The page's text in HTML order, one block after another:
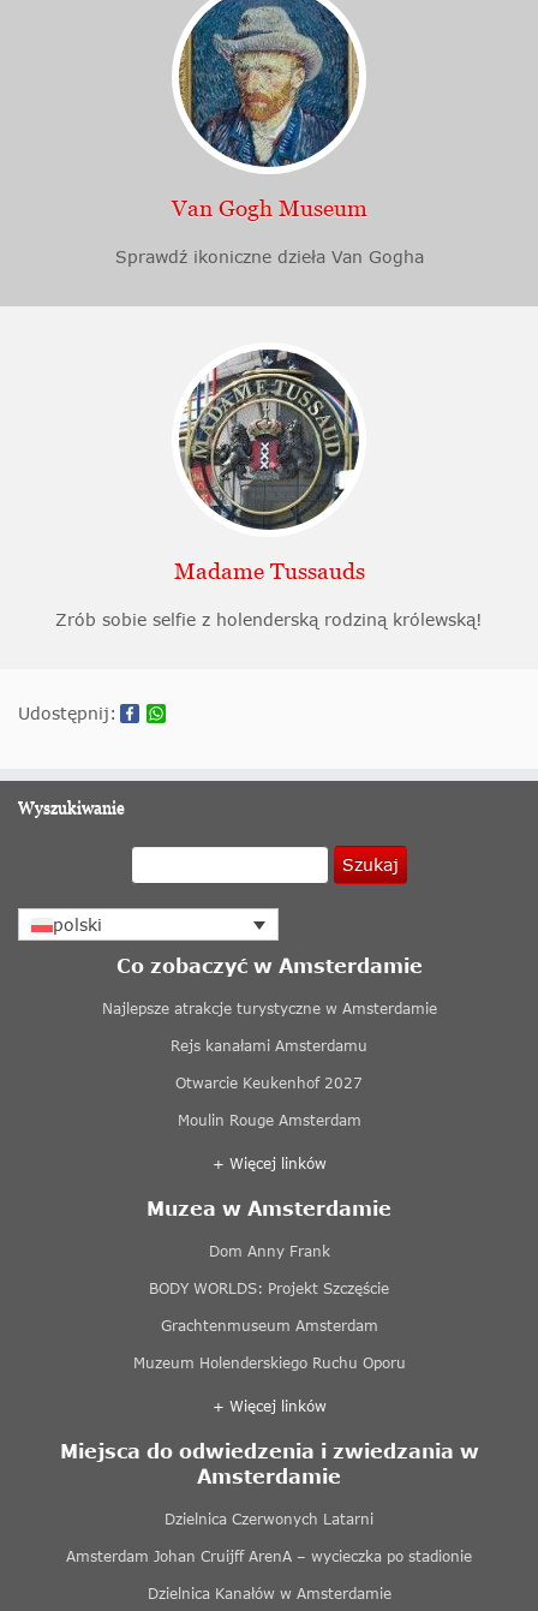
Van Gogh Museum
Sprawdź ikoniczne dzieła Van Gogha
Madame Tussauds
Zrób sobie selfie z holenderską rodziną królewską!
Udostępnij:
Wyszukiwanie
Szukaj
polski
Co zobaczyć w Amsterdamie
Najlepsze atrakcje turystyczne w Amsterdamie
Rejs kanałami Amsterdamu
Otwarcie Keukenhof 2027
Moulin Rouge Amsterdam
+ Więcej linków
Muzea w Amsterdamie
Dom Anny Frank
BODY WORLDS: Projekt Szczęście
Grachtenmuseum Amsterdam
Muzeum Holenderskiego Ruchu Oporu
+ Więcej linków
Miejsca do odwiedzenia i zwiedzania w
Amsterdamie
Dzielnica Czerwonych Latarni
Amsterdam Johan Cruijff ArenA – wycieczka po stadionie
Dzielnica Kanałów w Amsterdamie